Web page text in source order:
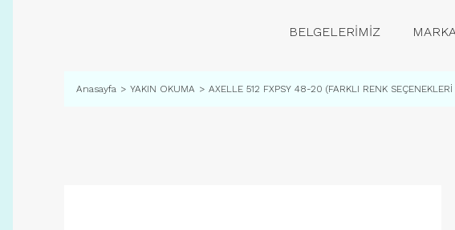
BELGELERİMİZ
Anasayfa YAKIN OKUMA AXELLE 512 FXPSY 48-20 (FARKLI RENK